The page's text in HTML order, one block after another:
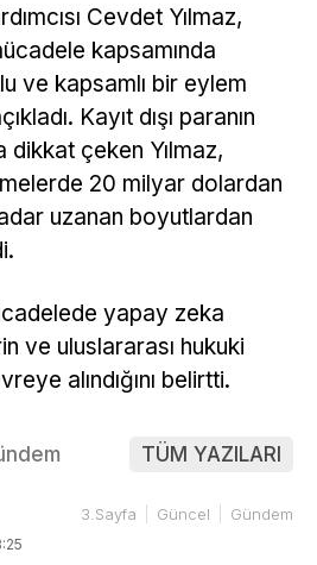
Cevdet Yılmaz,
kapsamında
ve kapsamlı bir eylem
Kayıt dışı paranın
dikkat çeken Yılmaz,
20 milyar dolardan
uzanan boyutlardan
yapay zeka
ve uluslararası hukuki
alındığını belirtti.
TÜM YAZILARI
3.Sayfa Güncel Gündem